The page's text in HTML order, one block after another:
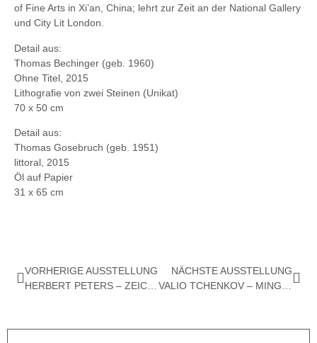
of Fine Arts in Xi’an, China; lehrt zur Zeit an der National Gallery
und City Lit London.
Detail aus:
Thomas Bechinger (geb. 1960)
Ohne Titel, 2015
Lithografie von zwei Steinen (Unikat)
70 x 50 cm
Detail aus:
Thomas Gosebruch (geb. 1951)
littoral, 2015
Öl auf Papier
31 x 65 cm
VORHERIGE AUSSTELLUNG
NÄCHSTE AUSSTELLUNG